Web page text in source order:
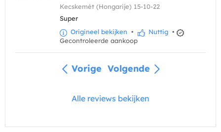
Kecskemét (Hongarije) 15-10-22
Super
Origineel bekijken • Nuttig •
Gecontroleerde aankoop
Vorige Volgende
Alle reviews bekijken